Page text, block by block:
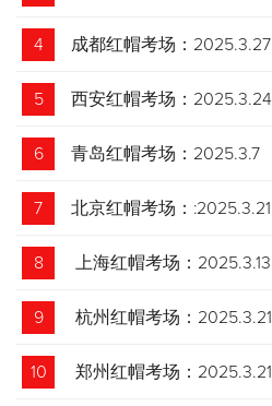
4 成都红帽考场：2025.3.27
5 西安红帽考场：2025.3.24
6 青岛红帽考场：2025.3.7
7 北京红帽考场：:2025.3.21
8 上海红帽考场：2025.3.13
9 杭州红帽考场：2025.3.21
10 郑州红帽考场：2025.3.21